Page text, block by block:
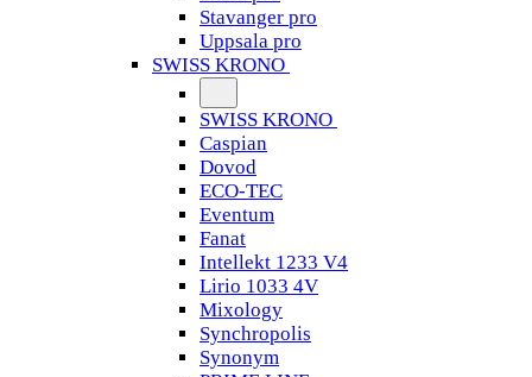
Stavanger pro
Uppsala pro
SWISS KRONO
SWISS KRONO
Caspian
Dovod
ECO-TEC
Eventum
Fanat
Intellekt 1233 V4
Lirio 1033 4V
Mixology
Synchropolis
Synonym